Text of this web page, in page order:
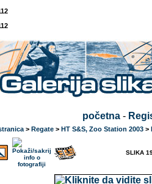
početna-
> Regate > HT S&S, Zoo Station 2003 >
SLIKA